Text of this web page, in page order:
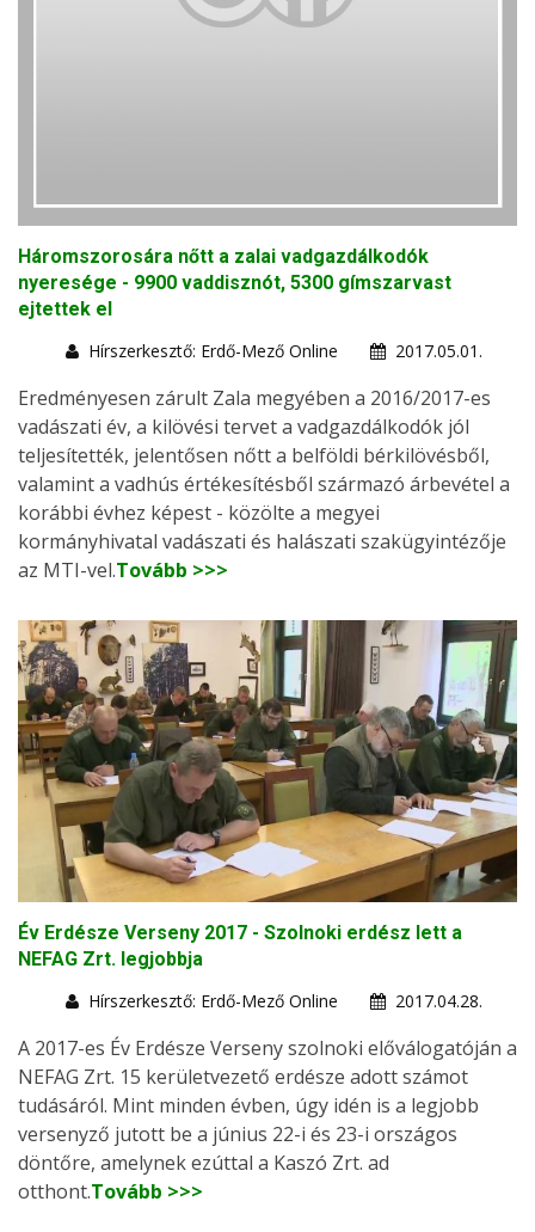
Háromszorosára nőtt a zalai vadgazdálkodók
nyeresége - 9900 vaddisznót, 5300 gímszarvast
ejtettek el
Hírszerkesztő: Erdő-Mező Online
2017.05.01.
Eredményesen zárult Zala megyében a 2016/2017-es
vadászati év, a kilövési tervet a vadgazdálkodók jól
teljesítették, jelentősen nőtt a belföldi bérkilövésből,
valamint a vadhús értékesítésből származó árbevétel a
korábbi évhez képest - közölte a megyei
kormányhivatal vadászati és halászati szakügyintézője
az MTI-vel.Tovább >>>
Év Erdésze Verseny 2017 - Szolnoki erdész lett a
NEFAG Zrt. legjobbja
Hírszerkesztő: Erdő-Mező Online
2017.04.28.
A 2017-es Év Erdésze Verseny szolnoki előválogatóján a
NEFAG Zrt. 15 kerületvezető erdésze adott számot
tudásáról. Mint minden évben, úgy idén is a legjobb
versenyző jutott be a június 22-i és 23-i országos
döntőre, amelynek ezúttal a Kaszó Zrt. ad
otthont.Tovább >>>